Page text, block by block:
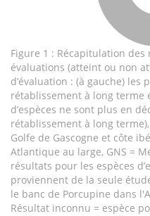
Figure 1 : Récapitulation
évaluations (atteint ou non
d’évaluation : (à gauche) les
rétablissement à long terme
d’espèces ne sont plus en
rétablissement à long terme),
Golfe de Gascogne et côte
Atlantique au large, GNS =
résultats pour les espèces
proviennent de la seule
le banc de Porcupine dans
Résultat inconnu = espèce